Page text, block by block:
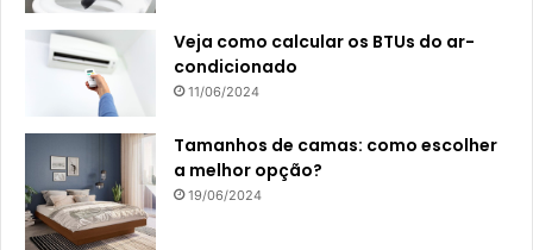
Veja como calcular os BTUs do ar-
condicionado
11/06/2024
Tamanhos de camas: como escolher
a melhor opção?
19/06/2024